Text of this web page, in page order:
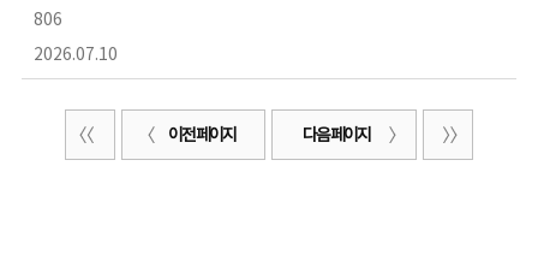
806
2026.07.10
이전 페이지 다음 페이지